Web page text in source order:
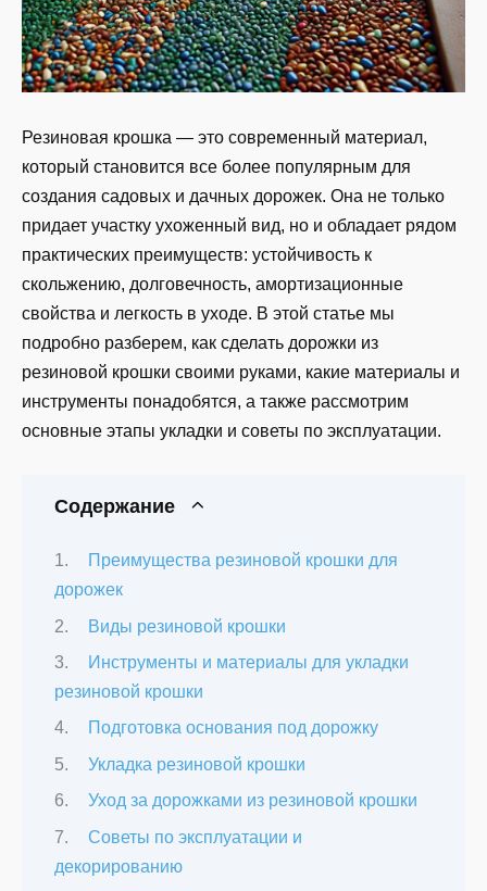
Резиновая крошка — это современный материал,
который становится все более популярным для
создания садовых и дачных дорожек. Она не только
придает участку ухоженный вид, но и обладает рядом
практических преимуществ: устойчивость к
скольжению, долговечность, амортизационные
свойства и легкость в уходе. В этой статье мы
подробно разберем, как сделать дорожки из
резиновой крошки своими руками, какие материалы и
инструменты понадобятся, а также рассмотрим
основные этапы укладки и советы по эксплуатации.
Содержание
Преимущества резиновой крошки для
дорожек
Виды резиновой крошки
Инструменты и материалы для укладки
резиновой крошки
Подготовка основания под дорожку
Укладка резиновой крошки
Уход за дорожками из резиновой крошки
Советы по эксплуатации и
декорированию